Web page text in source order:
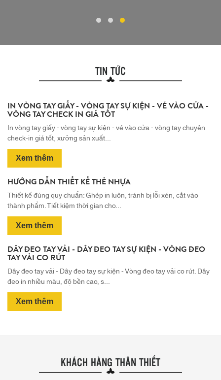
TIN TỨC
IN VÒNG TAY GIẤY - VÒNG TAY SỰ KIỆN - VÉ VÀO CỬA -
VÒNG TAY CHECK IN GIÁ TỐT
In vòng tay giấy - vòng tay sự kiện - vé vào cửa - vòng tay chuyên
check-in giá tốt, xưởng sản xuất...
Xem thêm
08
Dec,2025
HƯỚNG DẪN THIẾT KẾ THẺ NHỰA
Thiết kế đúng quy chuẩn: Ghép in luôn, tránh bị lỗi xén, cắt vào
thành phẩm. Tiết kiệm thời gian cho...
Xem thêm
22
Feb,2025
DÂY ĐEO TAY VẢI - DÂY ĐEO TAY SỰ KIỆN - VÒNG ĐEO
TAY VẢI CO RÚT
Dây đeo tay vải - Dây đeo tay sự kiện - Vòng đeo tay vải co rút. Dây
đeo in nhiều màu, độ bền cao, s...
Xem thêm
KHÁCH HÀNG THÂN THIẾT